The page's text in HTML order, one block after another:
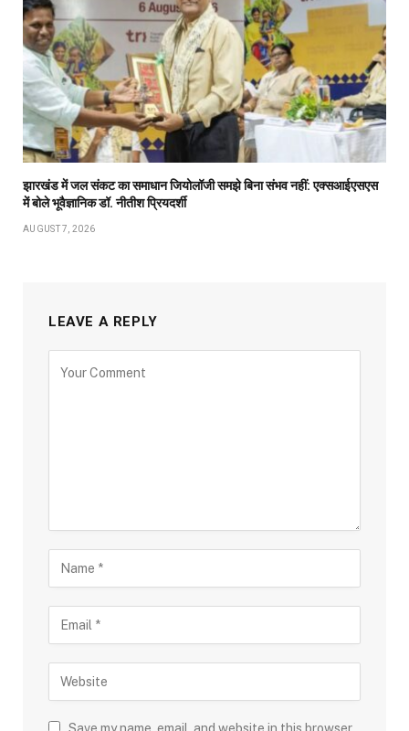
झारखंड में जल संकट का समाधान जियोलॉजी समझे बिना संभव नहीं: एक्सआईएसएस
में बोले भूवैज्ञानिक डॉ. नीतीश प्रियदर्शी
AUGUST 7, 2026
LEAVE A REPLY